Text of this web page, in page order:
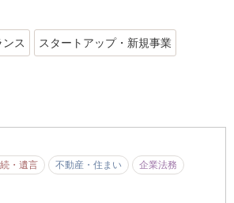
ス スタートアップ・新規事業
・遺言 不動産・住まい
企業法務